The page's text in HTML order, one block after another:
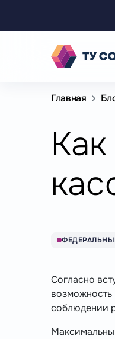
Главная
Согласно
возможность
соблюдении